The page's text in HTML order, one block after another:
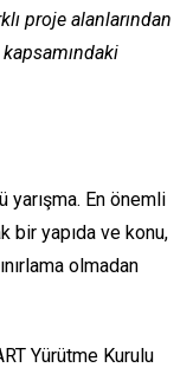
proje alanlarından
kapsamındaki
yarışma. En önemli
bir yapıda ve konu,
olmadan
Yürütme Kurulu